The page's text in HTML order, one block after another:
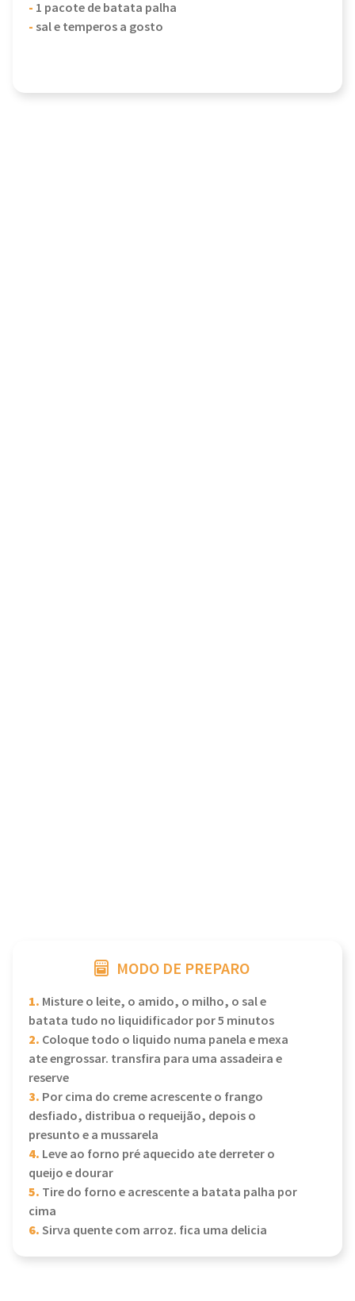
- 1 pacote de batata palha
- sal e temperos a gosto
MODO DE PREPARO
1. Misture o leite, o amido, o milho, o sal e
batata tudo no liquidificador por 5 minutos
2. Coloque todo o liquido numa panela e mexa
ate engrossar. transfira para uma assadeira e
reserve
3. Por cima do creme acrescente o frango
desfiado, distribua o requeijão, depois o
presunto e a mussarela
4. Leve ao forno pré aquecido ate derreter o
queijo e dourar
5. Tire do forno e acrescente a batata palha por
cima
6.Sirva quente com arroz. fica uma delicia